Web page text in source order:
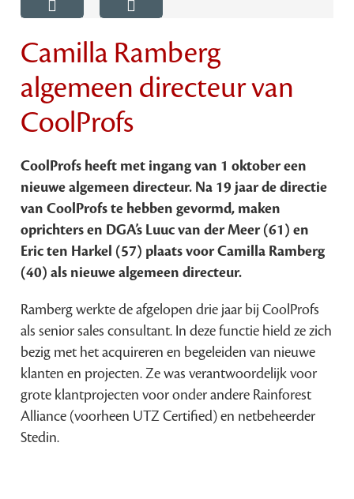
Camilla Ramberg
algemeen directeur van
CoolProfs
CoolProfs heeft met ingang van 1 oktober een
nieuwe algemeen directeur. Na 19 jaar de directie
van CoolProfs te hebben gevormd, maken
oprichters en DGA’s Luuc van der Meer (61) en
Eric ten Harkel (57) plaats voor Camilla Ramberg
(40) als nieuwe algemeen directeur.
Ramberg werkte de afgelopen drie jaar bij CoolProfs
als senior sales consultant. In deze functie hield ze zich
bezig met het acquireren en begeleiden van nieuwe
klanten en projecten. Ze was verantwoordelijk voor
grote klantprojecten voor onder andere Rainforest
Alliance (voorheen UTZ Certified) en netbeheerder
Stedin.